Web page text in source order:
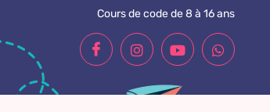
Cours de code de 8 à 16 ans